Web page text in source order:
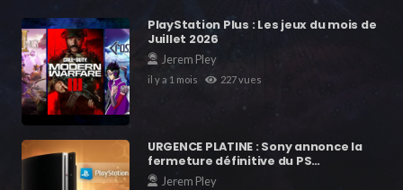
PlayStation Plus : Les jeux du mois de
Juillet 2026
Jerem Pley
il y a 1 mois 227vues
URGENCE PLATINE : Sony annonce la
fermeture définitive du PS…
Jerem Pley